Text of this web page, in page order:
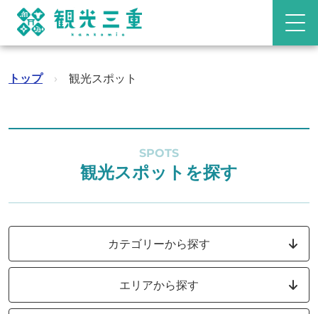
トップ › 観光スポット
SPOTS
観光スポットを探す
カテゴリーから探す
エリアから探す